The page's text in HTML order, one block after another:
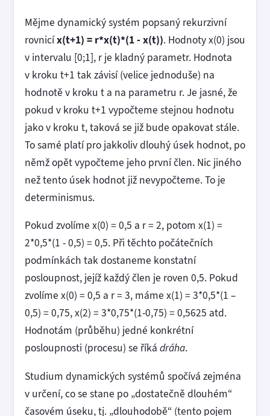
Mějme dynamický systém popsaný rekurzivní
rovnicíx(t+1) = r*x(t)*(1 - x(t)). Hodnoty x(0) jsou
v intervalu [0;1], r je kladný parametr. Hodnota
v kroku t+1 tak závisí (velice jednoduše) na
hodnotě v kroku t a na parametru r. Je jasné, že
pokud v kroku t+1 vypočteme stejnou hodnotu
jako v kroku t, taková se již bude opakovat stále.
To samé platí pro jakkoliv dlouhý úsek hodnot, po
němž opět vypočteme jeho první člen. Nic jiného
než tento úsek hodnot již nevypočteme. To je
determinismus.
Pokud zvolíme x(0) = 0,5 a r = 2, potom x(1) =
2*0,5*(1 - 0,5) = 0,5. Při těchto počátečních
podmínkách tak dostaneme konstatní
posloupnost, jejíž každý člen je roven 0,5. Pokud
zvolíme x(0) = 0,5 a r = 3, máme x(1) = 3*0,5*(1 –
0,5) = 0,75, x(2) = 3*0,75*(1-0,75) = 0,5625 atd.
Hodnotám (průběhu) jedné konkrétní
posloupnosti (procesu) se říká dráha.
Studium dynamických systémů spočívá zejména
v určení, co se stane po „dostatečně dlouhém“
časovém úseku, tj. „dlouhodobě“ (tento pojem